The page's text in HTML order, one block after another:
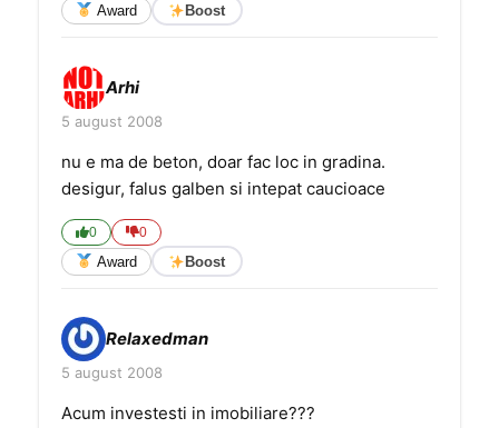
Award Boost
Arhi
5 august 2008
nu e ma de beton, doar fac loc in gradina.
desigur, falus galben si intepat caucioace
0 0
Award Boost
Relaxedman
5 august 2008
Acum investesti in imobiliare???